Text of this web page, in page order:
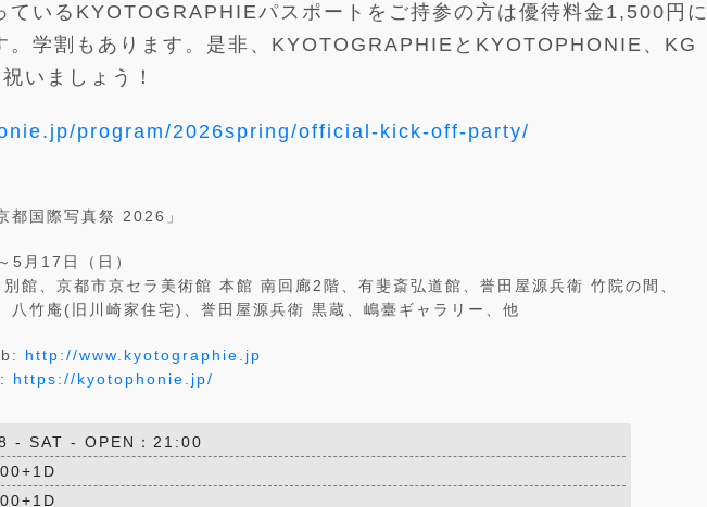
いるKYOTOGRAPHIEパスポートをご持参の方は優待料金1,500円に
。学割もあります。是非、KYOTOGRAPHIEとKYOTOPHONIE、KG
いましょう！
program/2026spring/official-kick-off-party/
都国際写真祭 2026」
5月17日（日）
館、京都市京セラ美術館 本館 南回廊2階、有斐斎弘道館、誉田屋源兵衛 竹院の間、
竹庵(旧川崎家住宅)、誉田屋源兵衛 黒蔵、嶋臺ギャラリー、他
http://www.kyotographie.jp
https://kyotophonie.jp/
- SAT - OPEN：21:00